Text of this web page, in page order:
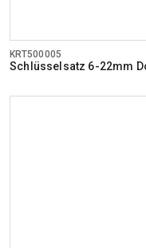
KRT500005
Schlüsselsatz 6-22mm